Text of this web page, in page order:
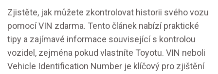
Zjistěte, jak můžete zkontrolovat historii svého vozu
pomocí VIN zdarma. Tento článek nabízí praktické
tipy a zajímavé informace související s kontrolou
vozidel, zejména pokud vlastníte Toyotu. VIN neboli
Vehicle Identification Number je klíčový pro zjištění